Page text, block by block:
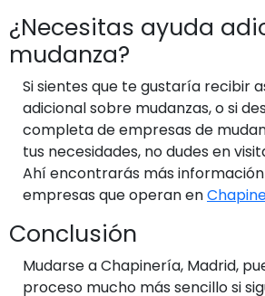
¿Necesitas ayuda
mudanza?
Si sientes que te gustaría recibir
adicional sobre mudanzas, o si
completa de empresas de
tus necesidades, no dudes en
Ahí encontrarás más
empresas que operan en
Conclusión
Mudarse a Chapinería, Madrid,
proceso mucho más sencillo si